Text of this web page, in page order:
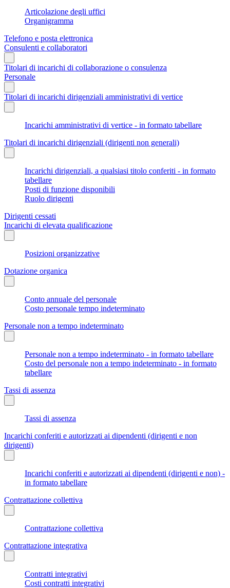
Articolazione degli uffici
Organigramma
Telefono e posta elettronica
Consulenti e collaboratori
Titolari di incarichi di collaborazione o consulenza
Personale
Titolari di incarichi dirigenziali amministrativi di vertice
Incarichi amministrativi di vertice - in formato tabellare
Titolari di incarichi dirigenziali (dirigenti non generali)
Incarichi dirigenziali, a qualsiasi titolo conferiti - in formato
tabellare
Posti di funzione disponibili
Ruolo dirigenti
Dirigenti cessati
Incarichi di elevata qualificazione
Posizioni organizzative
Dotazione organica
Conto annuale del personale
Costo personale tempo indeterminato
Personale non a tempo indeterminato
Personale non a tempo indeterminato - in formato tabellare
Costo del personale non a tempo indeterminato - in formato
tabellare
Tassi di assenza
Tassi di assenza
Incarichi conferiti e autorizzati ai dipendenti (dirigenti e non
dirigenti)
Incarichi conferiti e autorizzati ai dipendenti (dirigenti e non) -
in formato tabellare
Contrattazione collettiva
Contrattazione collettiva
Contrattazione integrativa
Contratti integrativi
Costi contratti integrativi